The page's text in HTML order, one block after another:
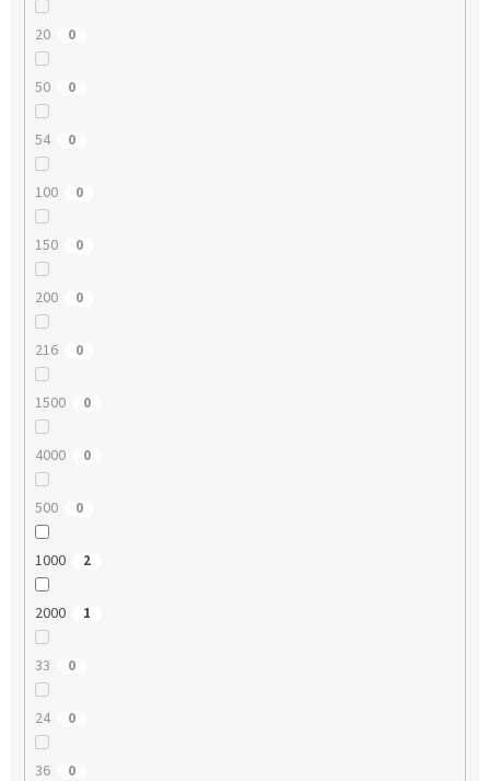
20 0
50 0
54 0
100 0
150 0
200 0
216 0
1500 0
4000 0
500 0
1000 2
2000 1
33 0
24 0
36 0